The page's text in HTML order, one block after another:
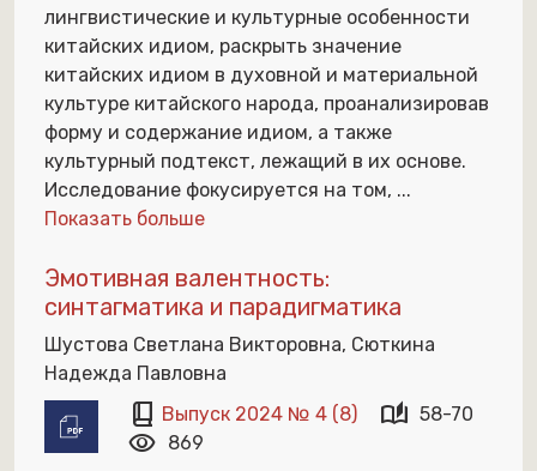
лингвистические и культурные особенности
китайских идиом, раскрыть значение
китайских идиом в духовной и материальной
культуре китайского народа, проанализировав
форму и содержание идиом, а также
культурный подтекст, лежащий в их основе.
Исследование фокусируется на том, ...
Показать больше
Эмотивная валентность:
синтагматика и парадигматика
Шустова Светлана Викторовна, Cюткина
Надежда Павловна
book_2 Выпуск 2024 № 4 (8) auto_stories 58-70
visibility 869